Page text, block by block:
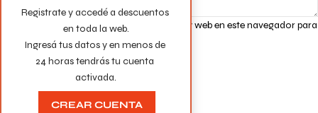
Guarda mi nombre, correo electrónico y web en este navegador para
la próxima vez que comente.
Registrate y accedé a descuentos
en toda la web.
Ingresá tus datos y en menos de
24 horas tendrás tu cuenta
activada.
CREAR CUENTA